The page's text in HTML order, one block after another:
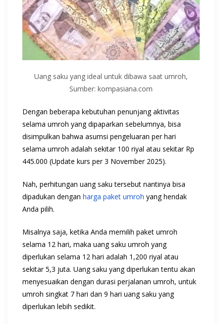
Uang saku yang ideal untuk dibawa saat umroh,
Sumber: kompasiana.com
Dengan beberapa kebutuhan penunjang aktivitas
selama umroh yang dipaparkan sebelumnya, bisa
disimpulkan bahwa asumsi pengeluaran per hari
selama umroh adalah sekitar 100 riyal atau sekitar Rp
445.000 (Update kurs per 3 November 2025).
Nah, perhitungan uang saku tersebut nantinya bisa
dipadukan dengan harga paket umroh yang hendak
Anda pilih.
Misalnya saja, ketika Anda memilih paket umroh
selama 12 hari, maka uang saku umroh yang
diperlukan selama 12 hari adalah 1,200 riyal atau
sekitar 5,3 juta. Uang saku yang diperlukan tentu akan
menyesuaikan dengan durasi perjalanan umroh, untuk
umroh singkat 7 hari dan 9 hari uang saku yang
diperlukan lebih sedikit.